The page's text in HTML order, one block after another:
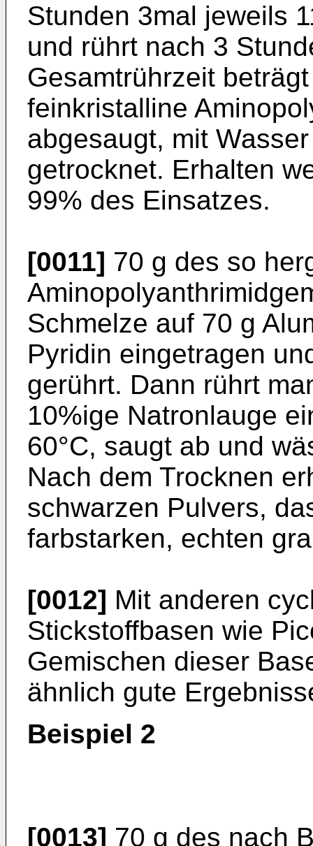
Stunden 3mal jeweils
und rührt nach 3
Gesamtrührzeit
feinkristalline
abgesaugt, mit
getrocknet. Erhalten
99% des Einsatzes.
[0011] 70 g des so
Schmelze auf 70 g
Pyridin eingetragen
gerührt. Dann rührt
10%ige Natronlauge
60°C, saugt ab und
Nach dem Trocknen
schwarzen Pulvers,
farbstarken, echten
[0012] Mit anderen
Stickstoffbasen wie
Gemischen dieser
ähnlich gute
Beispiel 2
[0013] 70 g des nach